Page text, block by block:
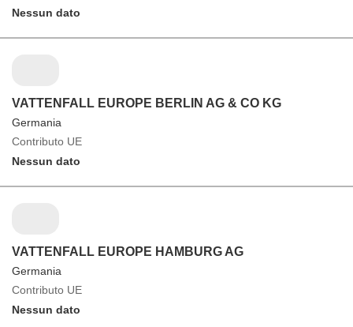
Nessun dato
VATTENFALL EUROPE BERLIN AG & CO KG
Germania
Contributo UE
Nessun dato
VATTENFALL EUROPE HAMBURG AG
Germania
Contributo UE
Nessun dato